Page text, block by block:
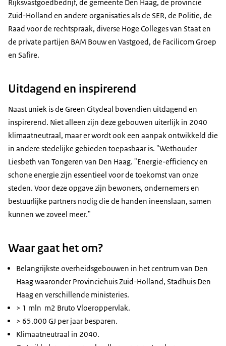
Rijksvastgoedbedrijf, de gemeente Den Haag, de provincie
Zuid-Holland en andere organisaties als de SER, de Politie, de
Raad voor de rechtspraak, diverse Hoge Colleges van Staat en
de private partijen BAM Bouw en Vastgoed, de Facilicom Groep
en Safire.
Uitdagend en inspirerend
Naast uniek is de Green Citydeal bovendien uitdagend en
inspirerend. Niet alleen zijn deze gebouwen uiterlijk in 2040
klimaatneutraal, maar er wordt ook een aanpak ontwikkeld die
in andere stedelijke gebieden toepasbaar is. "Wethouder
Liesbeth van Tongeren van Den Haag. "Energie-efficiency en
schone energie zijn essentieel voor de toekomst van onze
steden. Voor deze opgave zijn bewoners, ondernemers en
bestuurlijke partners nodig die de handen ineenslaan, samen
kunnen we zoveel meer."
Waar gaat het om?
Belangrijkste overheidsgebouwen in het centrum van Den
Haag waaronder Provinciehuis Zuid-Holland, Stadhuis Den
Haag en verschillende ministeries.
> 1 mln m2 Bruto Vloeroppervlak.
> 65.000 GJ per jaar besparen.
Klimaatneutraal in 2040.